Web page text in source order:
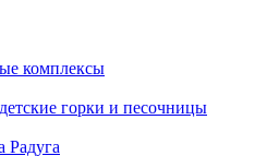
комплексы
горки и песочницы